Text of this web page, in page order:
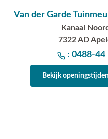
Van der Garde
Kanaal
7322 AD
: 0488-44
Bekijk